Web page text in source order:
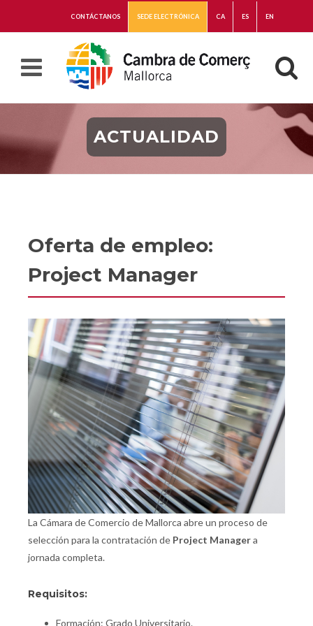
CONTÁCTANOS SEDE ELECTRÓNICA CA ES EN
ACTUALIDAD
Oferta de empleo:
Project Manager
La Cámara de Comercio de Mallorca abre un proceso de
selección para la contratación de Project Managera
jornada completa.
Requisitos:
Formación: Grado Universitario.